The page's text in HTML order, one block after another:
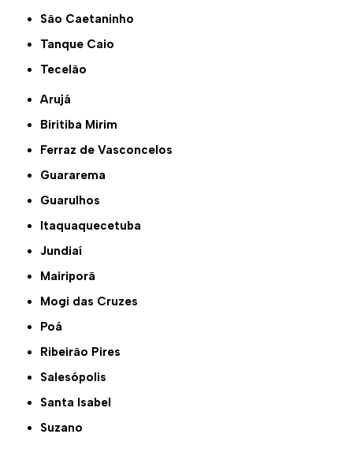
São Caetaninho
Tanque Caio
Tecelão
Arujá
Biritiba Mirim
Ferraz de Vasconcelos
Guararema
Guarulhos
Itaquaquecetuba
Jundiaí
Mairiporã
Mogi das Cruzes
Poá
Ribeirão Pires
Salesópolis
Santa Isabel
Suzano